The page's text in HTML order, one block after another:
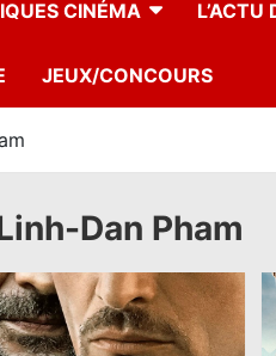
CINÉMA L’ACTU
JEUX/CONCOURS
Dan Pham